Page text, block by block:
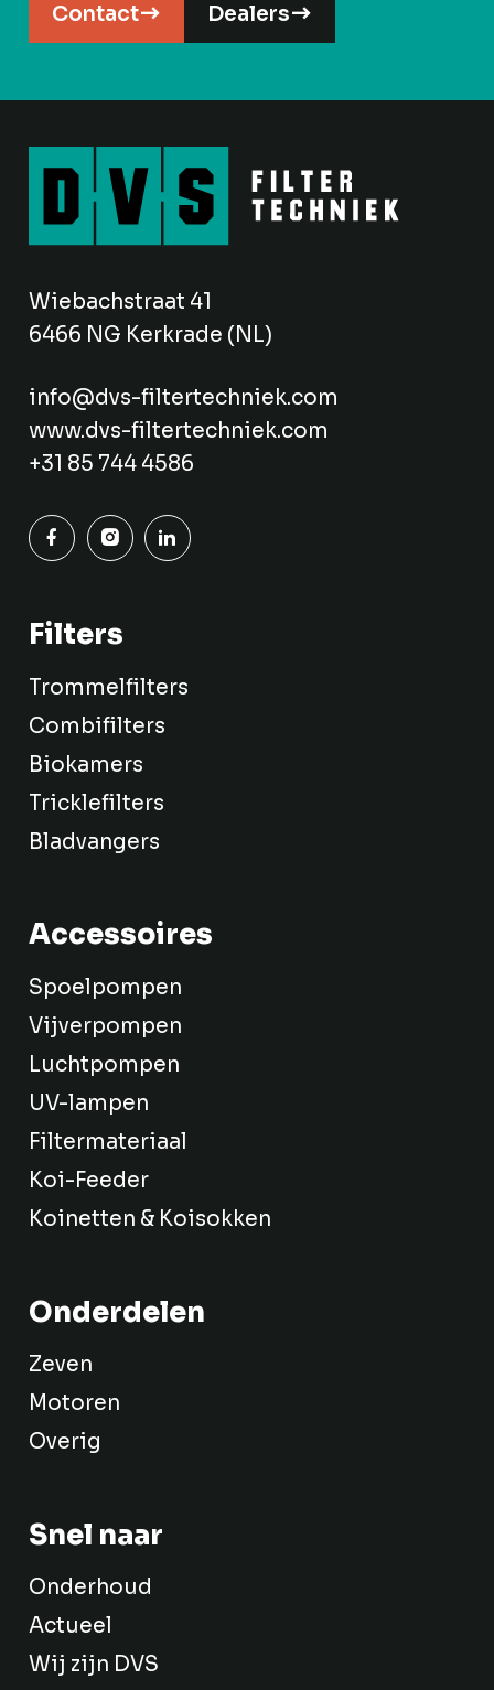
Contact Dealers
Wiebachstraat 41
6466 NG Kerkrade (NL)
info@dvs-filtertechniek.com
www.dvs-filtertechniek.com
+31 85 744 4586
Filters
Trommelfilters
Combifilters
Biokamers
Tricklefilters
Bladvangers
Accessoires
Spoelpompen
Vijverpompen
Luchtpompen
UV-lampen
Filtermateriaal
Koi-Feeder
Koinetten & Koisokken
Onderdelen
Zeven
Motoren
Overig
Snel naar
Onderhoud
Actueel
Wij zijn DVS